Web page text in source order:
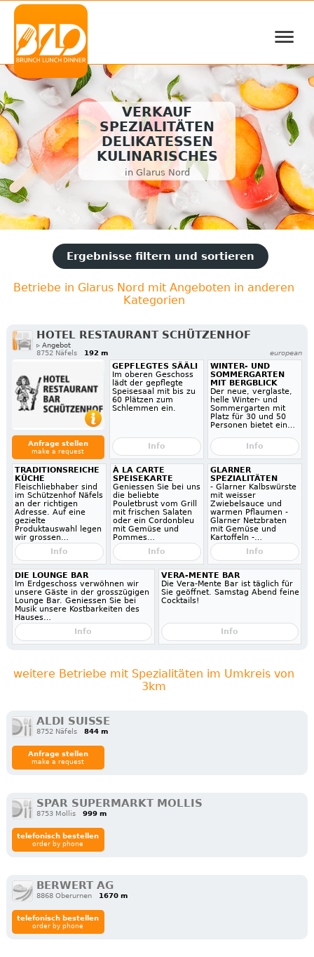
≡
VERKAUF
SPEZIALITÄTEN
DELIKATESSEN
KULINARISCHES
in Glarus Nord
Ergebnisse filtern und sortieren
Betriebe in Glarus Nord mit Angeboten in anderen
Kategorien
HOTEL RESTAURANT SCHÜTZENHOF
▹ Angebot
8752 Näfels
192 m european
Anfrage stellen
make a request
GEPFLEGTES SÄÄLI
Im oberen Geschoss
lädt der gepflegte
Speisesaal mit bis zu
60 Plätzen zum
Schlemmen ein.
Info
WINTER- UND
SOMMERGARTEN
MIT BERGBLICK
Der neue, verglaste,
helle Winter- und
Sommergarten mit
Platz für 30 und 50
Personen bietet ein…
Info
TRADITIONSREICHE
KÜCHE
Fleischliebhaber sind
im Schützenhof Näfels
an der richtigen
Adresse. Auf eine
gezielte
Produktauswahl legen
wir grossen…
Info
À LA CARTE
SPEISEKARTE
Geniessen Sie bei uns
die beliebte
Pouletbrust vom Grill
mit frischen Salaten
oder ein Cordonbleu
mit Gemüse und
Pommes…
Info
GLARNER
SPEZIALITÄTEN
- Glarner Kalbswürste
mit weisser
Zwiebelsauce und
warmen Pflaumen -
Glarner Netzbraten
mit Gemüse und
Kartoffeln -…
Info
DIE LOUNGE BAR
Im Erdgeschoss verwöhnen wir
unsere Gäste in der grosszügigen
Lounge Bar. Geniessen Sie bei
Musik unsere Kostbarkeiten des
Hauses…
Info
VERA-MENTE BAR
Die Vera-Mente Bar ist täglich für
Sie geöffnet. Samstag Abend feine
Cocktails!
Info
weitere Betriebe mit Spezialitäten im Umkreis von
3km
ALDI SUISSE
8752 Näfels 844 m
Anfrage stellen
make a request
SPAR SUPERMARKT MOLLIS
8753 Mollis 999 m
telefonisch bestellen
order by phone
BERWERT AG
8868 Oberurnen 1670 m
telefonisch bestellen
order by phone